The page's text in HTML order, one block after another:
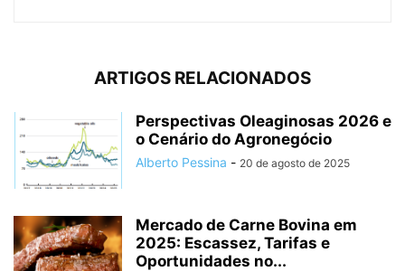
ARTIGOS RELACIONADOS
Perspectivas Oleaginosas 2026 e
o Cenário do Agronegócio
Alberto Pessina - 20 de agosto de 2025
Mercado de Carne Bovina em
2025: Escassez, Tarifas e
Oportunidades no...